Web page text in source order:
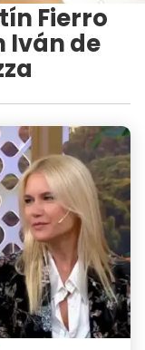
Fierro
Iván de